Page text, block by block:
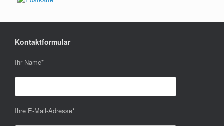
Kontaktformular
Ihr Name*
Ihre E-Mail-Adresse*